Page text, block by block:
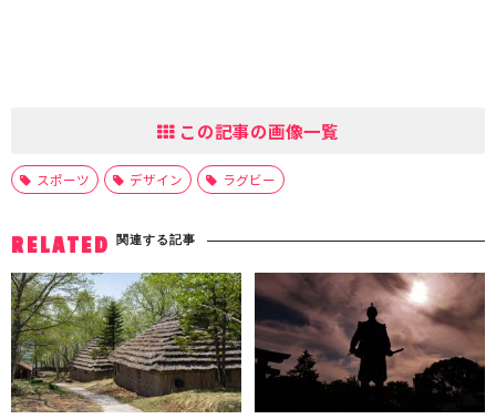
この記事の画像一覧
スポーツ デザイン ラグビー
RELATED 関連する記事